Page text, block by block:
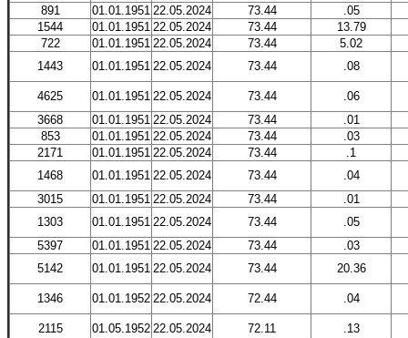
891
01.01.1951 22.05.2024 73.44
.05
1544
01.01.1951 22.05.2024 73.44
13.79
722
01.01.1951 22.05.2024 73.44
5.02
1443
01.01.1951 22.05.2024 73.44 .08
4625 01.01.1951 22.05.2024 73.44
.06
3668
01.01.1951 22.05.2024 73.44
.01
853
01.01.1951 22.05.2024 73.44
.03
2171
01.01.1951 22.05.2024 73.44
.1
1468
01.01.1951 22.05.2024 73.44
.04
3015
01.01.1951 22.05.2024 73.44
.01
1303
01.01.1951 22.05.2024 73.44
.05
5397
01.01.1951 22.05.2024 73.44
.03
5142
01.01.1951 22.05.2024 73.44 20.36
1346 01.01.1952 22.05.2024 72.44 .04
2115 01.05.1952 22.05.2024 72.11
.13